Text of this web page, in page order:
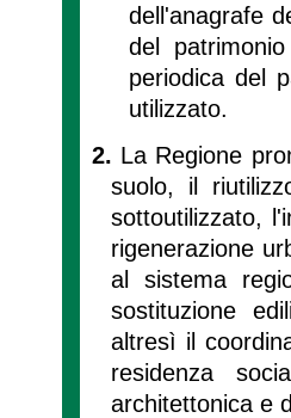
dell'anagrafe
del
periodica del
utilizzato.
2. La Regione
suolo, il
sottoutilizzato,
rigenerazione
al sistema
sostituzione
altresì il
residenza
architettonica e